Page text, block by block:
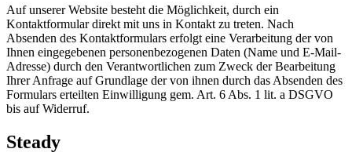
Auf unserer Website besteht die Möglichkeit, durch ein
Kontaktformular direkt mit uns in Kontakt zu treten. Nach
Absenden des Kontaktformulars erfolgt eine Verarbeitung der von
Ihnen eingegebenen personenbezogenen Daten (Name und E-Mail-
Adresse) durch den Verantwortlichen zum Zweck der Bearbeitung
Ihrer Anfrage auf Grundlage der von ihnen durch das Absenden des
Formulars erteilten Einwilligung gem. Art. 6 Abs. 1 lit. a DSGVO
bis auf Widerruf.
Steady